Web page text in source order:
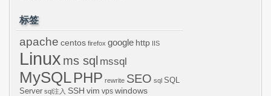
标签
apache centos firefox google http IIS
Linux ms sql mssql
MySQLPHP rewrite SEO sql SQL
Server sql注入 SSH vim vps windows